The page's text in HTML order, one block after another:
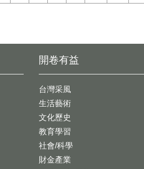
開卷有益
台灣采風
生活藝術
文化歷史
教育學習
社會/科學
財金產業